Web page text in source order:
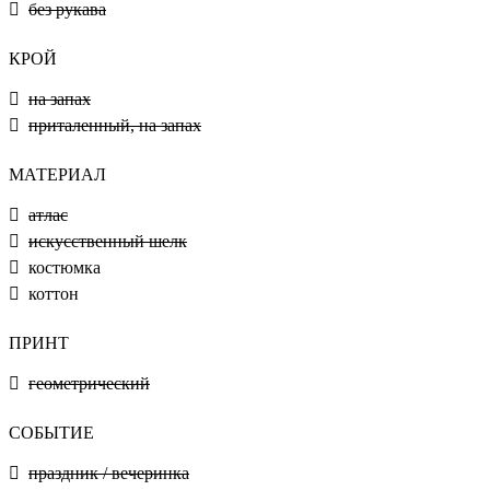
без рукава
КРОЙ
на запах
приталенный, на запах
МАТЕРИАЛ
атлас
искусственный шелк
костюмка
коттон
ПРИНТ
геометрический
СОБЫТИЕ
праздник / вечеринка